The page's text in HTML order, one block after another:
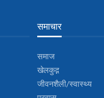
समाचार
समाज
खेलकुद़़
जीवनशैली/स्वास्थ्य